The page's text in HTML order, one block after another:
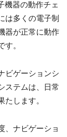
機器の動作チェ
は多くの電子制
器が正常に動作
す。
ビゲーションシ
ステムは、日常
します。
、ナビゲーショ